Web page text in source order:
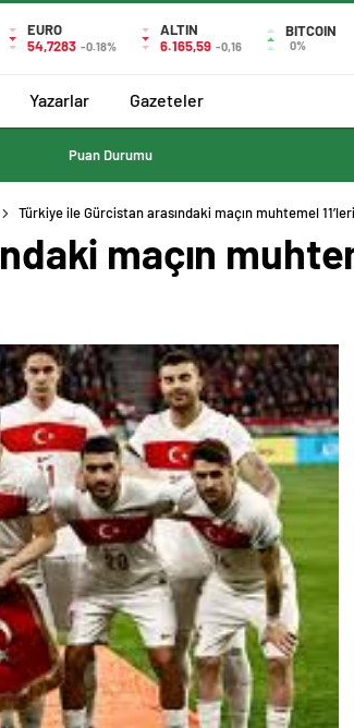
EURO
54,7283 -0.18%
ALTIN
6.165,59 -0,16
BITCOIN
0%
Yazarlar Gazeteler
Puan Durumu
Türkiye ile Gürcistan arasındaki maçın muhtemel
maçın